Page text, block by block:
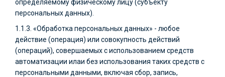
определяемому физическому лицу (субъекту
персональных данных).
1.1.3. «Обработка персональных данных» - любое
действие (операция) или совокупность действий
(операций), совершаемых с использованием средств
автоматизации илaи без использования таких средств с
персональными данными, включая сбор, запись,